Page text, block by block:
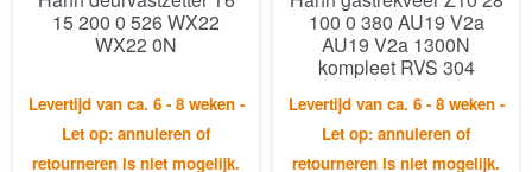
Let op: annuleren of
retourneren is niet mogelijk.
Let op: annuleren of
retourneren is niet mogelijk.
€564,21